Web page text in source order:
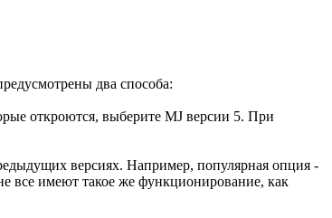
два способа:
откроются, выберите MJ версии 5. При
версиях. Например, популярная опция -
все имеют такое же функционирование, как